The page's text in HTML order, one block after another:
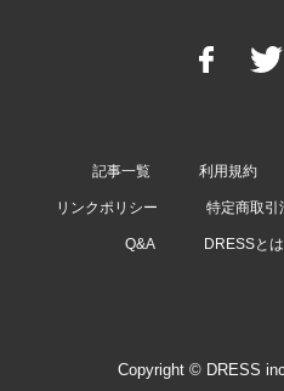
記事一覧 利用規約
リンクポリシー 特定商取引
Q&A DRESSとは
Copyright © DRESS